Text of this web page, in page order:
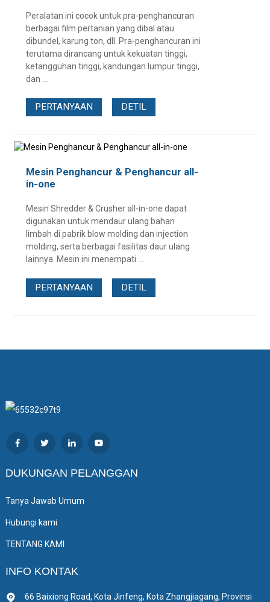
Peralatan ini cocok untuk pra-penghancuran
berbagai film pertanian yang dibal atau
dibundel, karung ton, dll. Pra-penghancuran ini
terutama dirancang untuk kekuatan tinggi,
ketangguhan tinggi, kandungan lumpur tinggi,
dan ...
PERTANYAAN DETIL
Mesin Penghancur & Penghancur all-
in-one
Mesin Shredder & Crusher all-in-one dapat
digunakan untuk mendaur ulang bahan
limbah di pabrik blow molding dan injection
molding, serta berbagai fasilitas daur ulang
lainnya. Mesin ini menempati ...
PERTANYAAN DETIL
DUKUNGAN PELANGGAN
Tanya Jawab Umum
Hubungi kami
TENTANG KAMI
INFO KONTAK
66 Baixiong Road, Kota Jinfeng, Kota Zhangjiagang, Provinsi